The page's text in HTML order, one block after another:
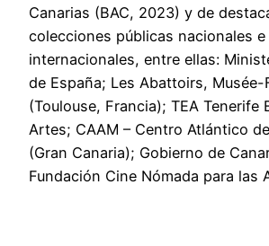
Canarias (BAC, 2023) y de
colecciones públicas nacionales e
internacionales, entre ellas:
de España; Les Abattoirs,
(Toulouse, Francia); TEA Tenerife
Artes; CAAM – Centro Atlántico
(Gran Canaria); Gobierno de
Fundación Cine Nómada para las